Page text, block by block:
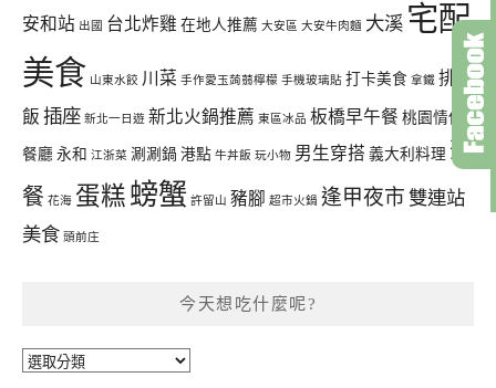
安和站 出國 台北炸雞 在地人推薦 大安區 大安牛肉麵 大溪 宅配
美食 山東水餃 川菜 手作愛玉蒟蒻檸檬 手機玻璃貼 打卡美食 拿鐵 排骨
飯 插座 新北一日遊 新北火鍋推薦 東區冰品 板橋早午餐 桃園情侶
餐廳 永和 江浙菜 涮涮鍋 港點 牛丼飯 玩小物 男生穿搭 義大利料理 聚
餐 花海 蛋糕 螃蟹 許留山 豬腳 超市火鍋 逢甲夜市 雙連站
美食 頭前庄
今天想吃什麼呢?
今